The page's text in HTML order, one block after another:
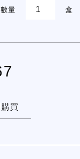
數量 盒
買